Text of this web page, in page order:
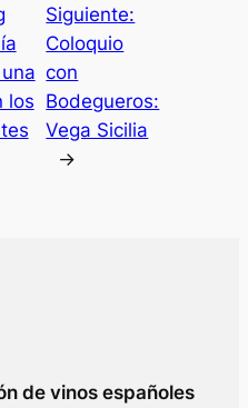
los
Siguiente:
Coloquio
con
Bodegueros:
Vega Sicilia
→
de vinos españoles